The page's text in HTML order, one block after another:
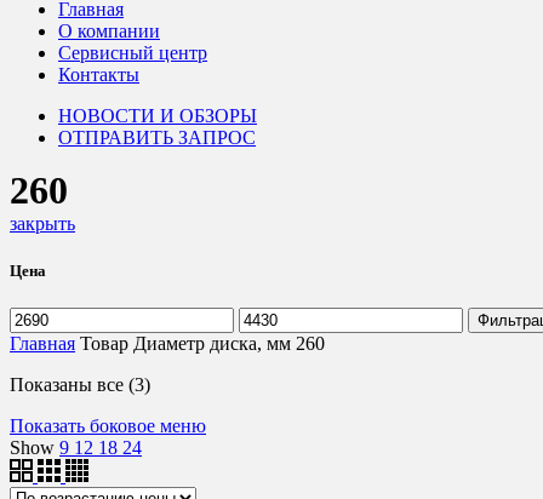
Главная
О компании
Сервисный центр
Контакты
НОВОСТИ И ОБЗОРЫ
ОТПРАВИТЬ ЗАПРОС
260
закрыть
Цена
Минимальная
цена
Максимальная
цена
Главная Товар Диаметр диска, мм 260
Показаны все (3)Цены:
возрастанию
Показать боковое меню
Show 9 12 18 24